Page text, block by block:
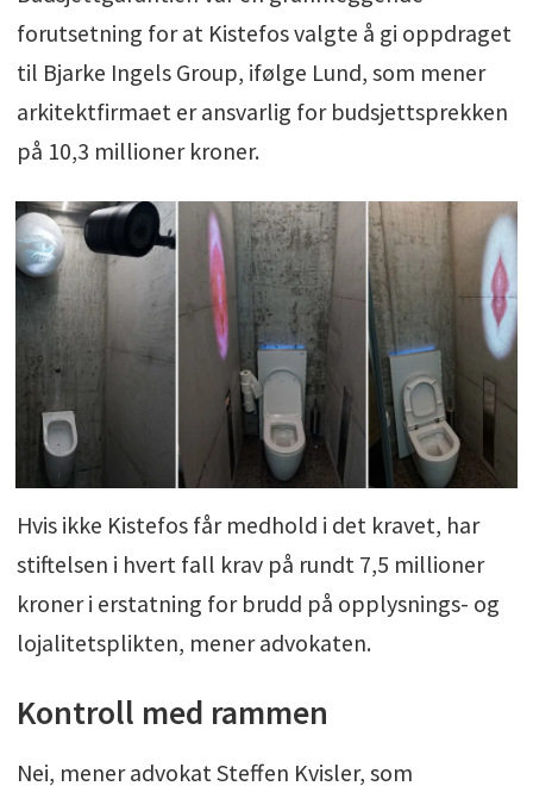
forutsetning for at Kistefos valgte å gi oppdraget
til Bjarke Ingels Group, ifølge Lund, som mener
arkitektfirmaet er ansvarlig for budsjettsprekken
på 10,3 millioner kroner.
Hvis ikke Kistefos får medhold i det kravet, har
stiftelsen i hvert fall krav på rundt 7,5 millioner
kroner i erstatning for brudd på opplysnings- og
lojalitetsplikten, mener advokaten.
Kontroll med rammen
Nei, mener advokat Steffen Kvisler, som